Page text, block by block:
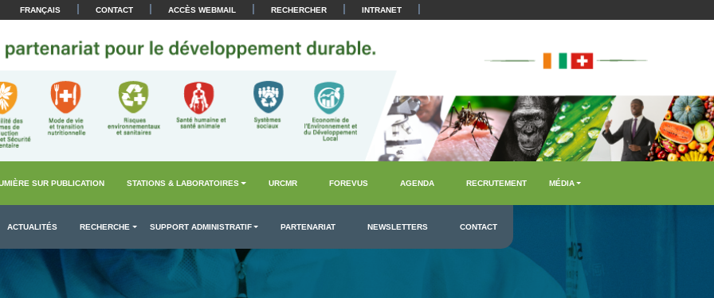
FRANÇAIS | CONTACT | ACCÈS WEBMAIL | RECHERCHER | INTRANET |
SUR PUBLICATION STATIONS & LABORATOIRES URCMR FOREVUS AGENDA RECRUTEMENT MÉDIA
ACTUALITÉS RECHERCHE SUPPORT ADMINISTRATIF PARTENARIAT NEWSLETTERS CONTACT